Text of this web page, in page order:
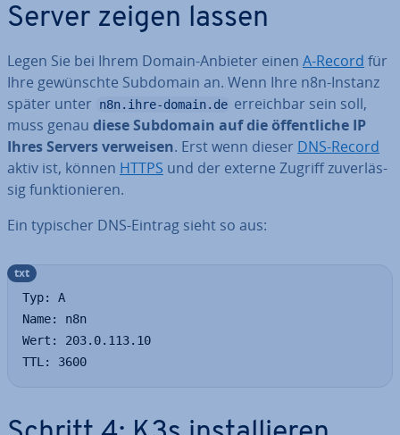
Server zeigen lassen
Legen Sie bei Ihrem Domain-Anbieter einen A-Record für
Ihre ge­wünsch­te Subdomain an. Wenn Ihre n8n-Instanz
später unter
n8n.ihre-domain.de er­reich­bar sein soll,
muss genau diese Subdomain auf die öf­fent­li­che IP
Ihres Servers verweisen. Erst wenn dieser DNS-Record
aktiv ist, können HTTPS und der externe Zugriff zu­ver­läs­
sig funk­tio­nie­ren.
Ein typischer DNS-Eintrag sieht so aus:
Typ: A
Name: n8n
Wert: 203.0.113.10
TTL: 3600
txt